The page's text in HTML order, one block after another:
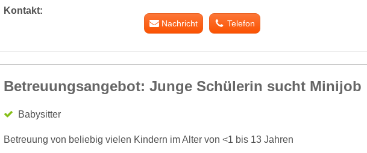
Kontakt:
Nachricht Telefon
Betreuungsangebot: Junge Schülerin sucht Minijob
Babysitter
Betreuung von beliebig vielen Kindern im Alter von <1 bis 13 Jahren